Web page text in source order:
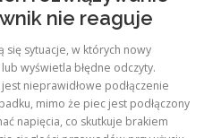
nie reaguje
się sytuacje, w których nowy
wyświetla błędne odczyty.
nieprawidłowe podłączenie
mimo że piec jest podłączony
napięcia, co skutkuje brakiem